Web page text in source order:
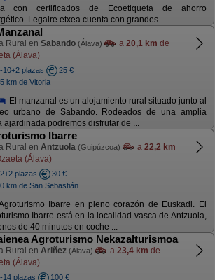
con certificados de Ecoetiqueta de ahorro
Legaire etxea cuenta con grandes ...
Rural en Sabando (Álava) a 20,1 km de
(Álava)
10+2 plazas
25 €
km de Vitoria
El manzanal es un alojamiento rural situado junto al
urbano de Sabando. Rodeados de una amplia
ajardinada podremos disfrutar de ...
Ibarre
Rural en Antzuola (Guipúzcoa) a 22,2 km
(Álava)
plazas
30 €
km de San Sebastián
Ibarre en pleno corazón de Euskadi. El
Ibarre está en la localidad vasca de Antzuola,
de 40 minutos en coche ...
Agroturismo Nekazalturismoa
Rural en Ariñez (Álava) a 23,4 km de
(Álava)
14 plazas
100 €